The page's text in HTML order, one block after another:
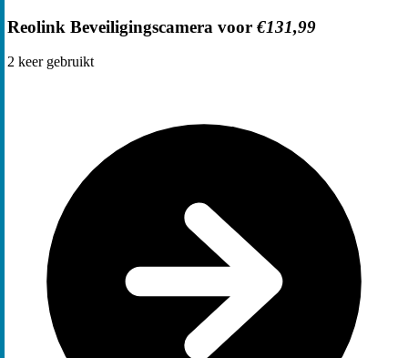
Reolink Beveiligingscamera voor €131,99
2 keer gebruikt